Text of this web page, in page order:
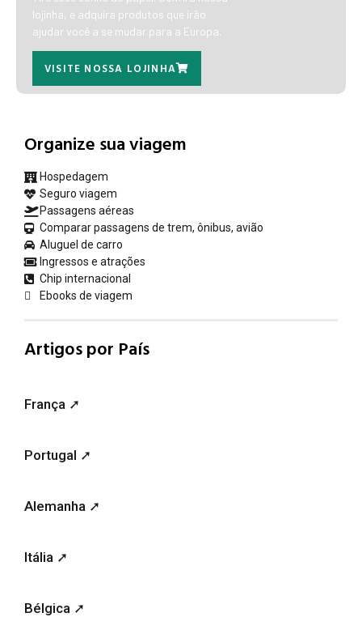
lojinha, e adquira produtos que irão
ajudar você a se mudar para a Europa.
VISITE NOSSA LOJINHA
Organize sua viagem
Hospedagem
Seguro viagem
Passagens aéreas
Comparar passagens de trem, ônibus, avião
Aluguel de carro
Ingressos e atrações
Chip internacional
Ebooks de viagem
Artigos por País
França ➚
Portugal ➚
Alemanha ➚
Itália ➚
Bélgica ➚